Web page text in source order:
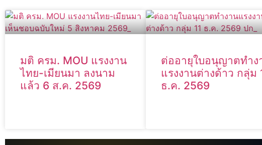
มติ ครม. MOU แรงงาน
ไทย-เมียนมา ลงนาม
แล้ว 6 ส.ค. 2569
ต่ออายุใบอนุญาตทำง
แรงงานต่างด้าว กลุ่ม
ธ.ค. 2569